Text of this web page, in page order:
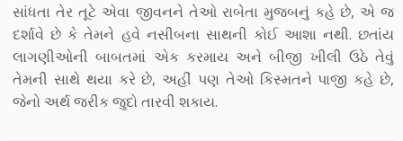
સાંધતા તેર તૂટે એવા જીવનને તેઓ રાબેતા મુજબનું કહે છે, એ જ
દર્શાવે છે કે તેમને હવે નસીબના સાથની કોઈ આશા નથી. છતાંય
લાગણીઓની બાબતમાં એક કરમાય અને બીજી ખીલી ઉઠે તેવું
તેમની સાથે થયા કરે છે, અહીં પણ તેઓ કિસ્મતને પાજી કહે છે,
જેનો અર્થ જરીક જુદો તારવી શકાય.